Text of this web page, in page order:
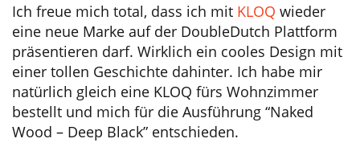
Ich freue mich total, dass ich mit KLOQ wieder
eine neue Marke auf der DoubleDutch Plattform
präsentieren darf. Wirklich ein cooles Design mit
einer tollen Geschichte dahinter. Ich habe mir
natürlich gleich eine KLOQ fürs Wohnzimmer
bestellt und mich für die Ausführung “Naked
Wood – Deep Black” entschieden.